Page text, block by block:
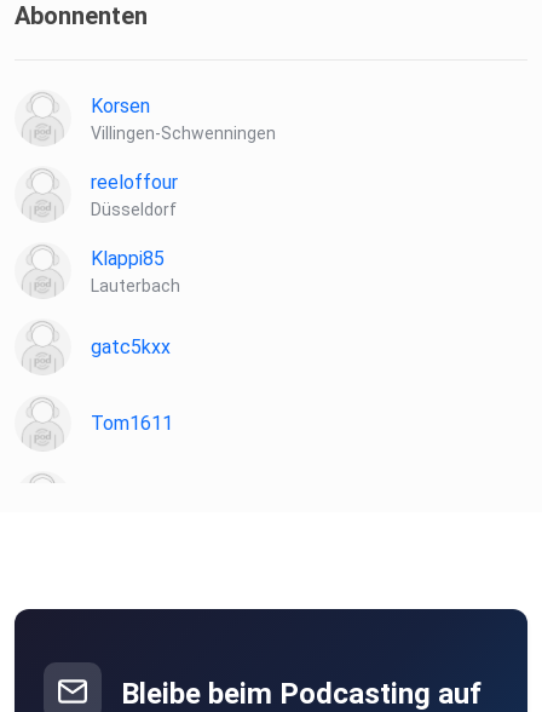
Abonnenten
Korsen
Villingen-Schwenningen
reeloffour
Düsseldorf
Klappi85
Lauterbach
gatc5kxx
Tom1611
Ganderkesee
Bleibe beim Podcasting auf